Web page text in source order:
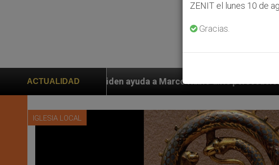
ACTUALIDAD
ayuda a Marco Rubio ante persecución de colonos judíos que
IGLESIA LOCAL
ZENIT el lunes 10 de
Gracias.